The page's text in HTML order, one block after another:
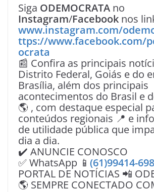
Siga ODEMOCRATA no
Instagram/Facebook nos
www.instagram.com/
ttps://www.facebook.com/
ocrata
📰 Confira as principais
Distrito Federal, Goiás e do
Brasília, além dos principais
acontecimentos do Brasil e
🌎 , com destaque especial
conteúdos regionais 📍 e
de utilidade pública que
dia a dia.
✔️ ANUNCIE CONOSCO
✅ WhatsApp 📱 (61)99414-
PORTAL DE NOTÍCIAS 📲
🌎 SEMPRE CONECTADO